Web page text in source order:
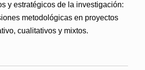
y estratégicos de la investigación:
metodológicas en proyectos
cualitativos y mixtos.